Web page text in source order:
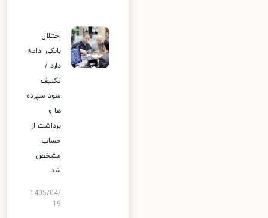
اختلال
بانکی ادامه
دارد /
تکلیف
سود سپرده
ها و
برداشت از
حساب
مشخص
شد
1405/04/
19